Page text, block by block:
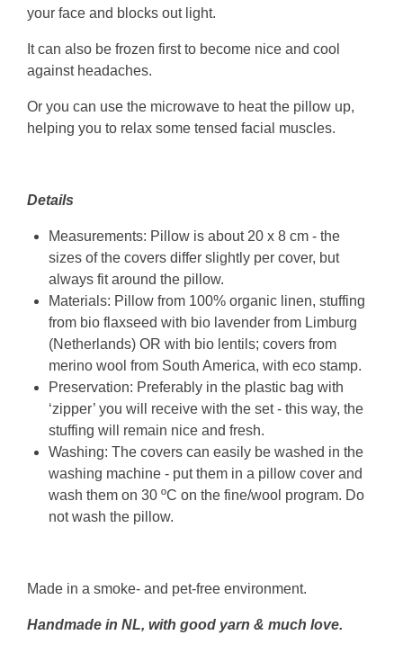
your face and blocks out light.
It can also be frozen first to become nice and cool
against headaches.
Or you can use the microwave to heat the pillow up,
helping you to relax some tensed facial muscles.
Details
Measurements: Pillow is about 20 x 8 cm - the
sizes of the covers differ slightly per cover, but
always fit around the pillow.
Materials: Pillow from 100% organic linen, stuffing
from bio flaxseed with bio lavender from Limburg
(Netherlands) OR with bio lentils; covers from
merino wool from South America, with eco stamp.
Preservation: Preferably in the plastic bag with
‘zipper’ you will receive with the set - this way, the
stuffing will remain nice and fresh.
Washing: The covers can easily be washed in the
washing machine - put them in a pillow cover and
wash them on 30 ºC on the fine/wool program. Do
not wash the pillow.
Made in a smoke- and pet-free environment.
Handmade in NL, with good yarn & much love.